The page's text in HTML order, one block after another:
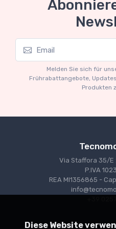
Mythos Collection 1-43
TM43-22A Ferrari
€94.05 €99.00
Melden Sie sich für
Frührabattangebote,
Produkten
Via Staffora 35/E
P.IVA
REA MI1356865 -
Diese Website